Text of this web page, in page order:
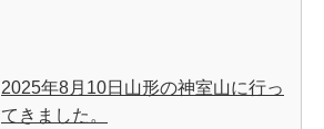
2025年8月10日山形の神室山に行っ
てきました。